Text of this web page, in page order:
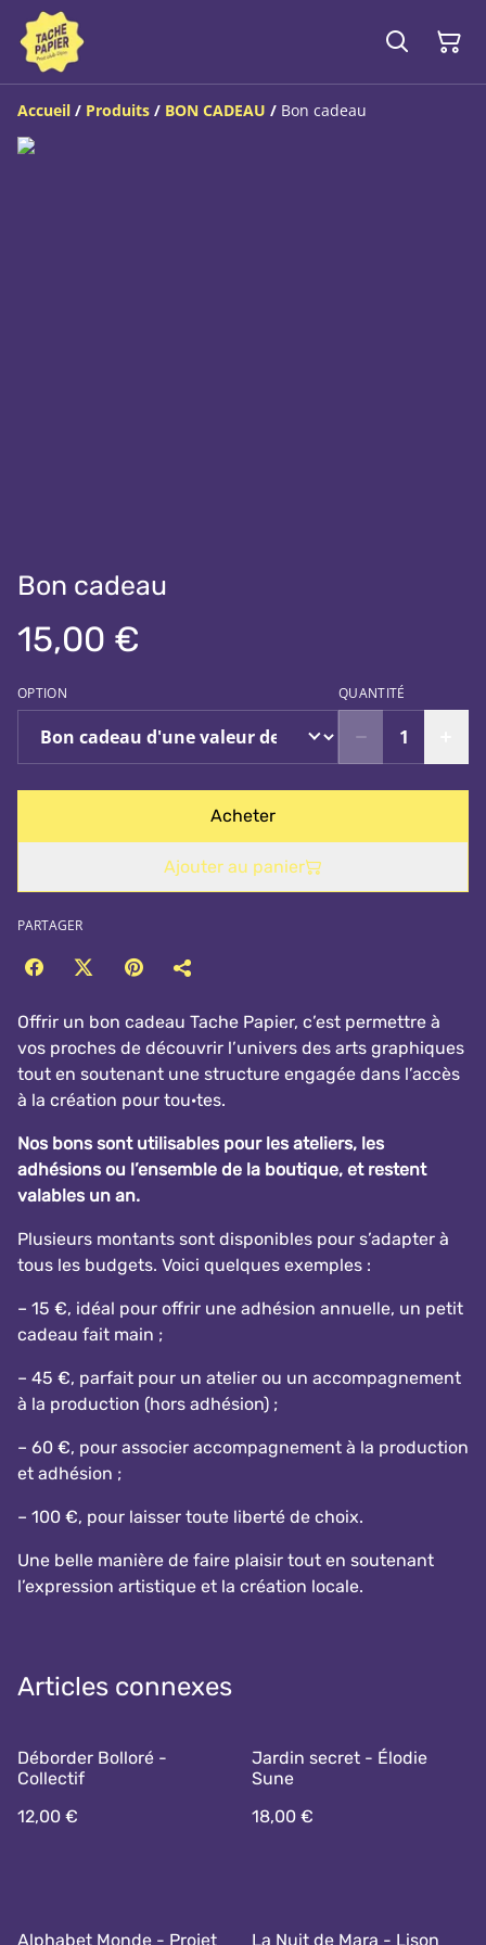
Accueil / Produits / BON CADEAU / Bon cadeau
Bon cadeau
15,00 €
OPTION QUANTITÉ
Acheter
Ajouter au panier
PARTAGER
Offrir un bon cadeau Tache Papier, c’est permettre à
vos proches de découvrir l’univers des arts graphiques
tout en soutenant une structure engagée dans l’accès
à la création pour tou·tes.
Nos bons sont utilisables pour les ateliers, les
adhésions ou l’ensemble de la boutique, et restent
valables un an.
Plusieurs montants sont disponibles pour s’adapter à
tous les budgets. Voici quelques exemples :
– 15 €, idéal pour offrir une adhésion annuelle, un petit
cadeau fait main ;
– 45 €, parfait pour un atelier ou un accompagnement
à la production (hors adhésion) ;
– 60 €, pour associer accompagnement à la production
et adhésion ;
– 100 €, pour laisser toute liberté de choix.
Une belle manière de faire plaisir tout en soutenant
l’expression artistique et la création locale.
Articles connexes
Déborder Bolloré -
Collectif
12,00 €
Jardin secret - Élodie
Sune
18,00 €
Alphabet Monde - Projet La Nuit de Mara - Lison